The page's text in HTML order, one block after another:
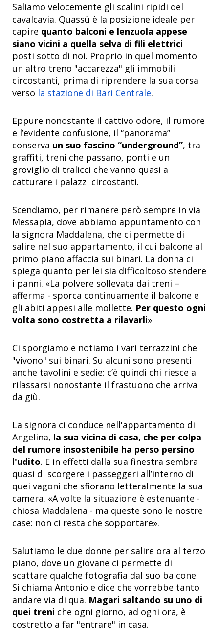
Saliamo velocemente gli scalini ripidi del
cavalcavia. Quassù è la posizione ideale per
capire quanto balconi e lenzuola appese
siano vicini a quella selva di fili elettrici
posti sotto di noi. Proprio in quel momento
un altro treno "accarezza" gli immobili
circostanti, prima di riprendere la sua corsa
verso la stazione di Bari Centrale.
Eppure nonostante il cattivo odore, il rumore
e l’evidente confusione, il “panorama”
conserva un suo fascino “underground”, tra
graffiti, treni che passano, ponti e un
groviglio di tralicci che vanno quasi a
catturare i palazzi circostanti.
Scendiamo, per rimanere però sempre in via
Messapia, dove abbiamo appuntamento con
la signora Maddalena, che ci permette di
salire nel suo appartamento, il cui balcone al
primo piano affaccia sui binari. La donna ci
spiega quanto per lei sia difficoltoso stendere
i panni. «La polvere sollevata dai treni –
afferma - sporca continuamente il balcone e
gli abiti appesi alle mollette. Per questo ogni
volta sono costretta a rilavarli».
Ci sporgiamo e notiamo i vari terrazzini che
"vivono" sui binari. Su alcuni sono presenti
anche tavolini e sedie: c’è quindi chi riesce a
rilassarsi nonostante il frastuono che arriva
da giù.
La signora ci conduce nell'appartamento di
Angelina, la sua vicina di casa, che per colpa
del rumore insostenibile ha perso persino
l'udito. E in effetti dalla sua finestra sembra
quasi di scorgere i passeggeri all’interno di
quei vagoni che sfiorano letteralmente la sua
camera. «A volte la situazione è estenuante -
chiosa Maddalena - ma queste sono le nostre
case: non ci resta che sopportare».
Salutiamo le due donne per salire ora al terzo
piano, dove un giovane ci permette di
scattare qualche fotografia dal suo balcone.
Si chiama Antonio e dice che vorrebbe tanto
andare via di qua. Magari saltando su uno di
quei treni che ogni giorno, ad ogni ora, è
costretto a far "entrare" in casa.